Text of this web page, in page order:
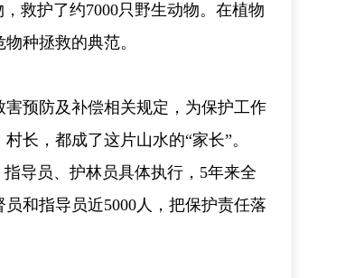
救护了约7000只野生动物。在植物
种拯救的典范。
预防及补偿相关规定，为保护工作
长，都成了这片山水的“家长”。
导员、护林员具体执行，5年来全
和指导员近5000人，把保护责任落